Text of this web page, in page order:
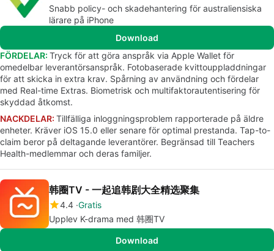
Snabb policy- och skadehantering för australiensiska
lärare på iPhone
Download
FÖRDELAR: Tryck för att göra anspråk via Apple Wallet för
omedelbar leverantörsanspråk. Fotobaserade kvittouppladdningar
för att skicka in extra krav. Spårning av användning och fördelar
med Real-time Extras. Biometrisk och multifaktorautentisering för
skyddad åtkomst.
NACKDELAR: Tillfälliga inloggningsproblem rapporterade på äldre
enheter. Kräver iOS 15.0 eller senare för optimal prestanda. Tap-to-
claim beror på deltagande leverantörer. Begränsad till Teachers
Health-medlemmar och deras familjer.
韩圈TV - 一起追韩剧大全精选聚集
4.4 Gratis
Upplev K-drama med 韩圈TV
Download